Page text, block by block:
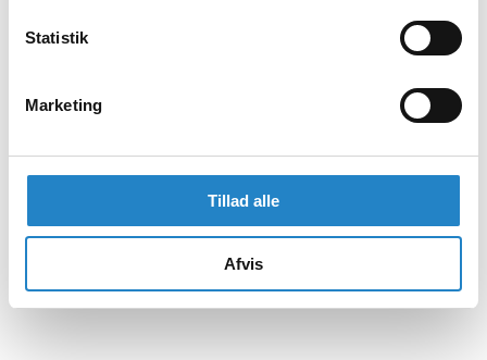
Statistik
Marketing
Tillad alle
Afvis